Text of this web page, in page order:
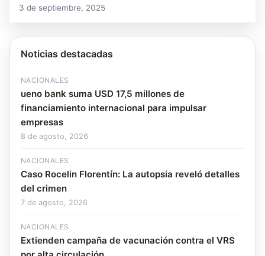
3 de septiembre, 2025
Noticias destacadas
NACIONALES
ueno bank suma USD 17,5 millones de
financiamiento internacional para impulsar
empresas
8 de agosto, 2026
NACIONALES
Caso Rocelin Florentín: La autopsia reveló detalles
del crimen
7 de agosto, 2026
NACIONALES
Extienden campaña de vacunación contra el VRS